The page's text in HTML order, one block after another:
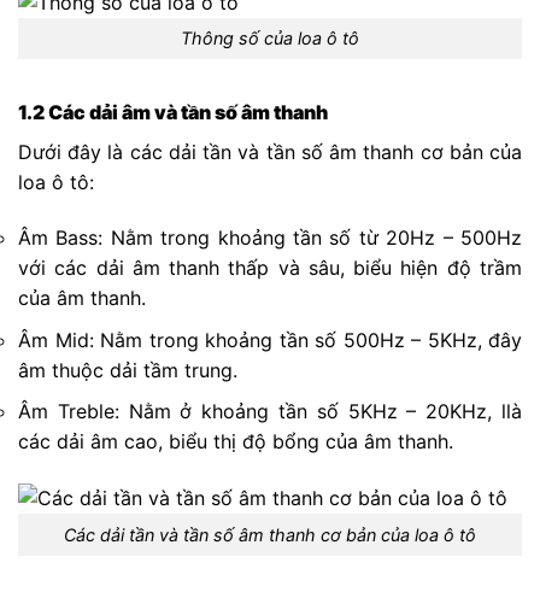
Thông số của loa ô tô
1.2 Các dải âm và tần số âm thanh
Dưới đây là các dải tần và tần số âm thanh cơ bản của
loa ô tô:
Âm Bass: Nằm trong khoảng tần số từ 20Hz – 500Hz
với các dải âm thanh thấp và sâu, biểu hiện độ trầm
của âm thanh.
Âm Mid: Nằm trong khoảng tần số 500Hz – 5KHz, đây
âm thuộc dải tầm trung.
Âm Treble: Nằm ở khoảng tần số 5KHz – 20KHz, llà
các dải âm cao, biểu thị độ bổng của âm thanh.
Các dải tần và tần số âm thanh cơ bản của loa ô tô